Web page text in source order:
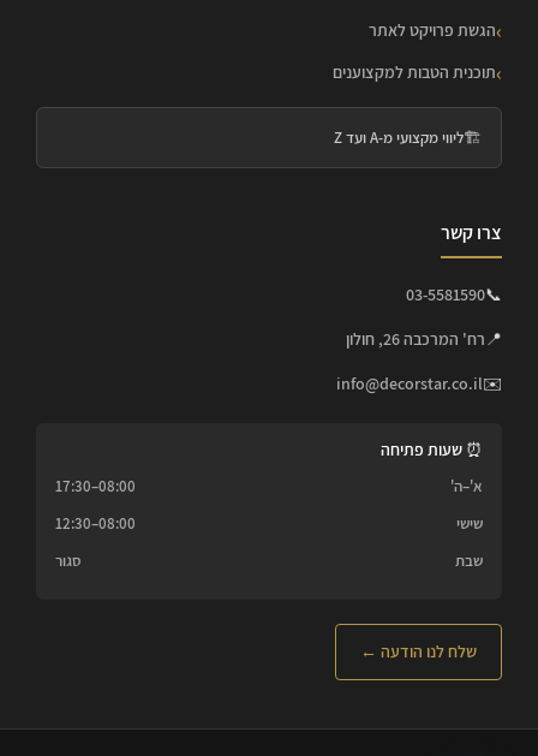
הגשת פרויקט לאתר
תוכנית הטבות למקצוענים
🏗️ליווי מקצועי מ-A ועד Z
צרו קשר
📞
03-5581590
📍 רח' המרכבה 26, חולון
✉️
info@decorstar.co.il
⏰ שעות פתיחה
א'–ה'
08:00–17:30
שישי
08:00–12:30
שבת
סגור
שלח לנו הודעה ←